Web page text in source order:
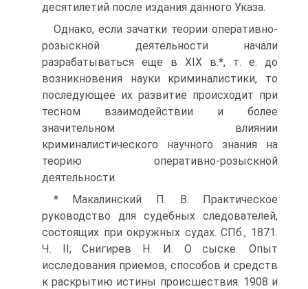
десятилетий после издания данного Указа.
Однако, если зачатки теории оперативно-
розыскной деятельности начали
разрабатываться еще в XIX в.*, т. е. до
возникновения науки криминалистики, то
последующее их развитие происходит при
тесном взаимодействии и более
значительном влиянии
криминалистического научного знания на
теорию оперативно-розыскной
деятельности.
* Макалинский П. В. Практическое
руководство для судебных следователей,
состоящих при окружных судах. СПб., 1871.
Ч. II; Снигирев Н. И. О сыске. Опыт
исследования приемов, способов и средств
к раскрытию истины происшествия. 1908 и